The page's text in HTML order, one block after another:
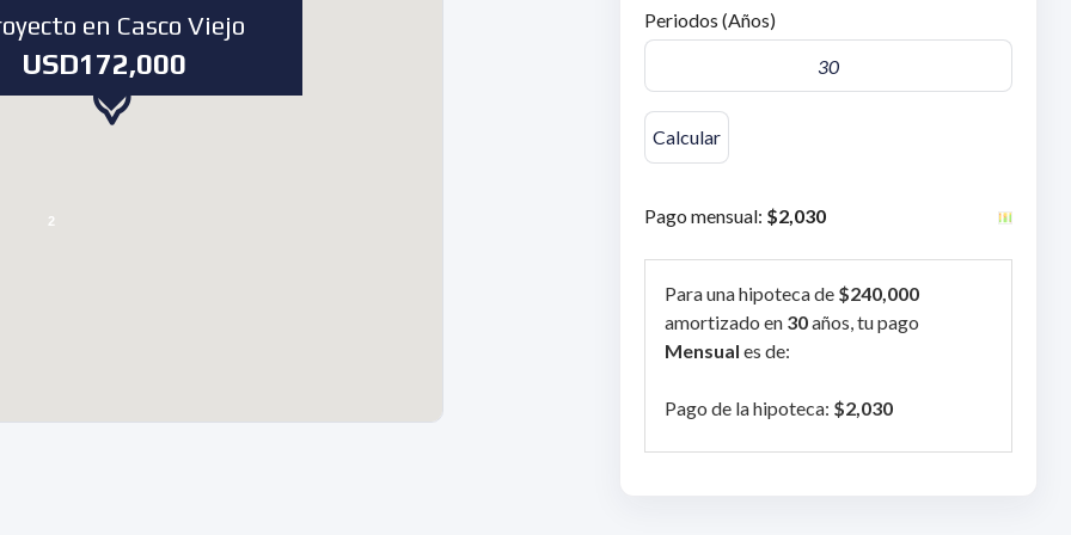
2
en Casco Viejo
USD172,000
Periodos (Años)
Pago mensual: $2,030
Para una hipoteca de $240,000
amortizado en 30años, tu pago
Mensual es de:
Pago de la hipoteca: $2,030